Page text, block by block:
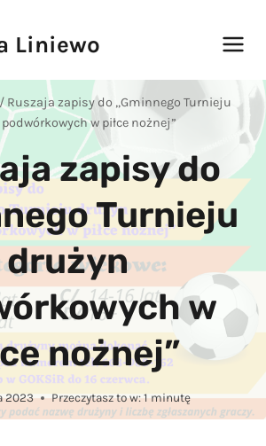
Liniewo
Ruszaja zapisy do „Gminnego Turnieju
w piłce nożnej”
zapisy do
Turnieju
drużyn
w
nożnej”
2023 Przeczytasz to w:1minutę